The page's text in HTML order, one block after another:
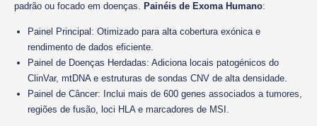
padrão ou focado em doenças. Painéis de Exoma Humano:
Painel Principal: Otimizado para alta cobertura exónica e
rendimento de dados eficiente.
Painel de Doenças Herdadas: Adiciona locais patogénicos do
ClinVar, mtDNA e estruturas de sondas CNV de alta densidade.
Painel de Câncer: Inclui mais de 600 genes associados a tumores,
regiões de fusão, loci HLA e marcadores de MSI.